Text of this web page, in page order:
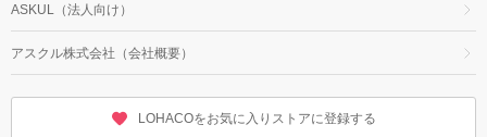
ASKUL（法人向け）
アスクル株式会社（会社概要）
LOHACOをお気に入りストアに登録する